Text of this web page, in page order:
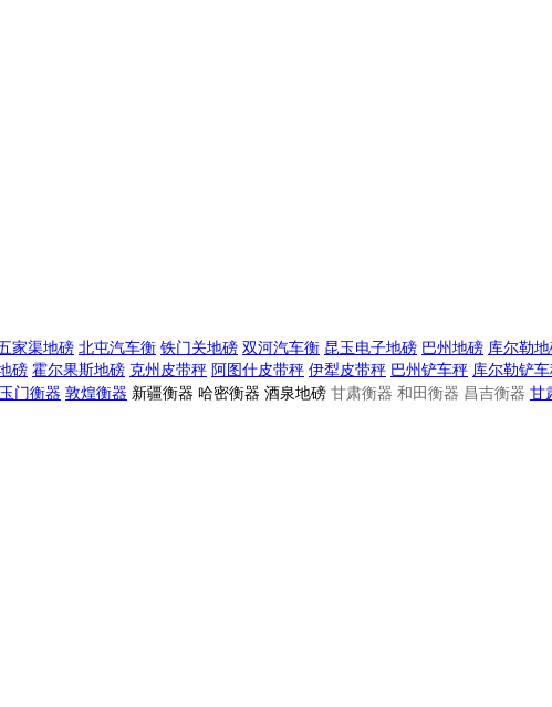
家渠地磅 北屯汽车衡 铁门关地磅 双河汽车衡 昆玉电子地磅 巴州地磅 库尔勒
磅 霍尔果斯地磅 克州皮带秤 阿图什皮带秤 伊犁皮带秤 巴州铲车秤 库尔勒铲
玉门衡器 敦煌衡器 新疆衡器 哈密衡器 酒泉地磅 甘肃衡器 和田衡器 昌吉衡器 甘